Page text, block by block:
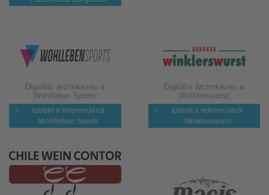
Digitális árcímkézés a
Wohlleben Sports
többet a referenciáról
Wohlleben Sports
Digitális árcímkézés a
Winklerswurst
többet a referenciáról
Winklerswurst